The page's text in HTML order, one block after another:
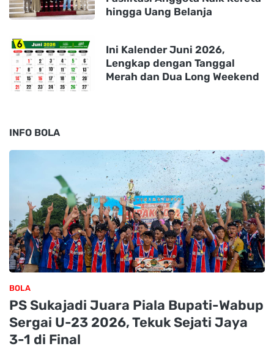
hingga Uang Belanja
Ini Kalender Juni 2026,
Lengkap dengan Tanggal
Merah dan Dua Long Weekend
INFO BOLA
BOLA
PS Sukajadi Juara Piala Bupati-Wabup
Sergai U-23 2026, Tekuk Sejati Jaya
3-1 di Final